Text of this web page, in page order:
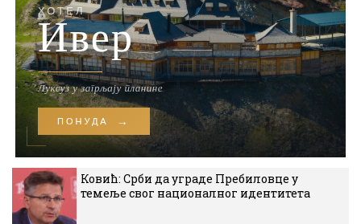
Ковић: Срби да уграде Пребиловце у
темеље свог националног идентитета